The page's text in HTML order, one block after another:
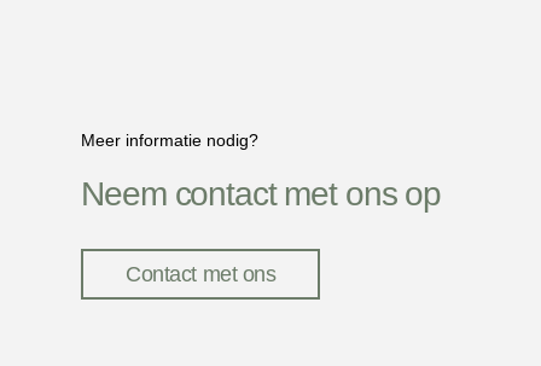
Meer informatie nodig?
Neem contact met ons op
Contact met ons